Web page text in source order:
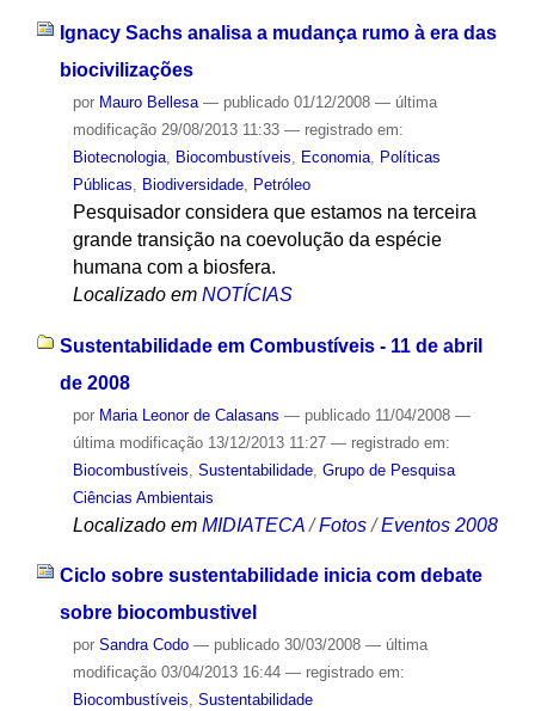
Ignacy Sachs analisa a mudança rumo à era das
biocivilizações
por Mauro Bellesa — publicado01/12/2008 — última
modificação29/08/2013 11:33 — registrado em:
Biotecnologia, Biocombustíveis Economia,
Políticas
Públicas
Biodiversidade, Petróleo
Pesquisador considera que estamos na terceira
grande transição na coevolução da espécie
humana com a biosfera.
Localizado em NOTÍCIAS
Sustentabilidade em Combustíveis - 11 de abril
de 2008
por Maria Leonor de Calasans — publicado11/04/2008 —
última modificação13/12/2013 11:27 — registrado em:
Biocombustíveis Sustentabilidade, Grupo de Pesquisa
Ciências Ambientais
Localizado em MIDIATECA /Fotos /Eventos 2008
Ciclo sobre sustentabilidade inicia com debate
sobre biocombustivel
por Sandra Codo — publicado30/03/2008 — última
modificação03/04/2013 16:44 — registrado em:
Biocombustíveis, Sustentabilidade